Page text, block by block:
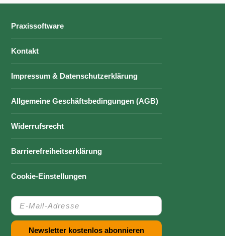
Praxissoftware
Kontakt
Impressum & Datenschutzerklärung
Allgemeine Geschäftsbedingungen (AGB)
Widerrufsrecht
Barrierefreiheitserklärung
Cookie-Einstellungen